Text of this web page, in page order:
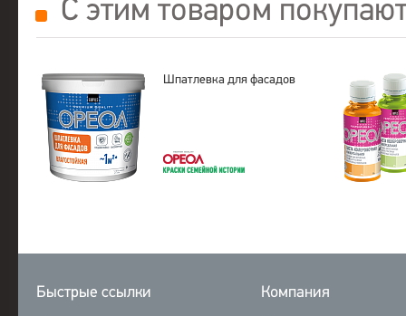
С этим товаром
Шпатлевка для фасадов
Быстрые ссылки
Компания